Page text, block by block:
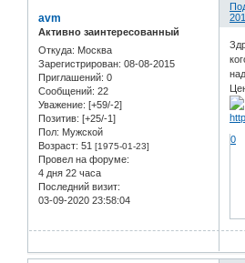
avm
Активно заинтересованный
Откуда: Москва
Зарегистрирован: 08-08-2015
Приглашений: 0
Сообщений: 22
Уважение: [+59/-2]
Позитив: [+25/-1]
Пол: Мужской
Возраст: 51 [1975-01-23]
Провел на форуме:
4 дня 22 часа
Последний визит:
03-09-2020 23:58:04
0